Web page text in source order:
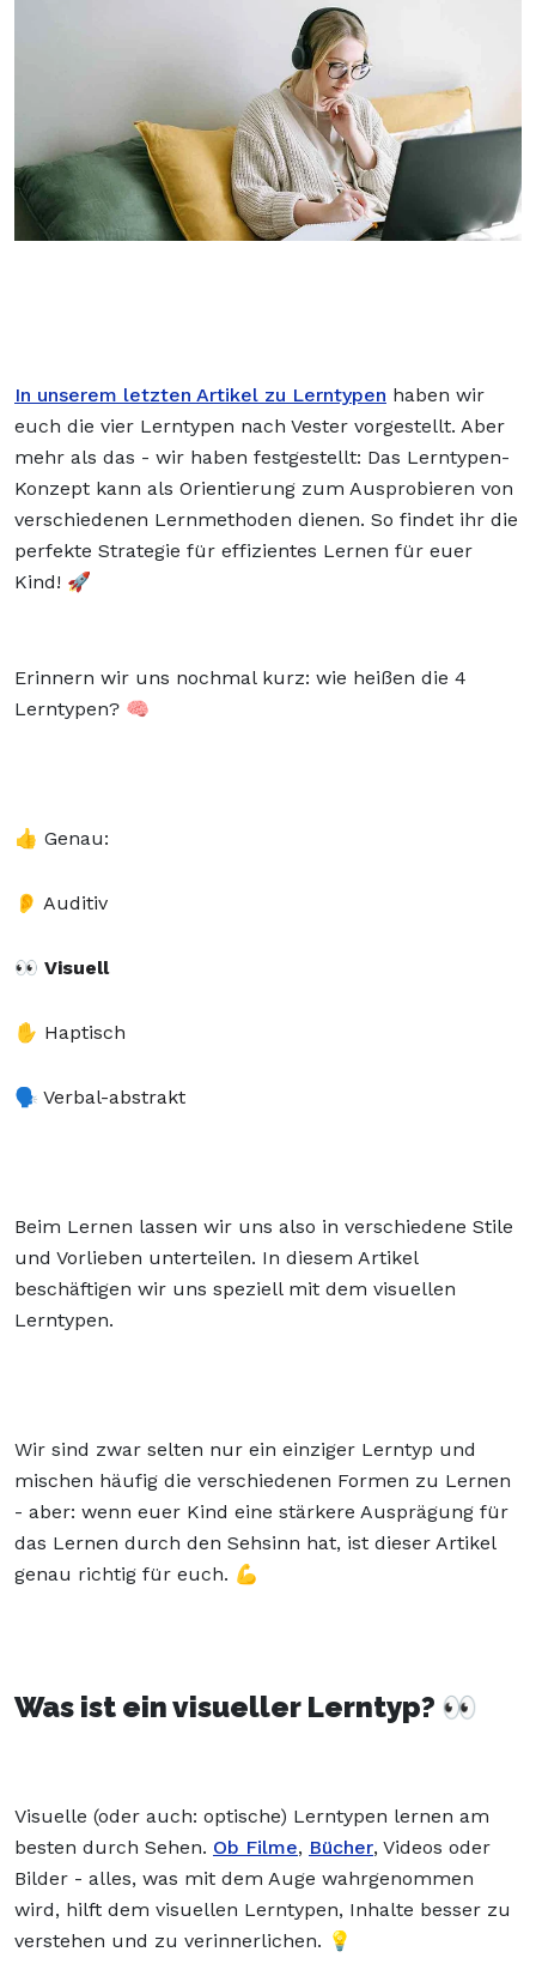
In unserem letzten Artikel zu Lerntypen haben wir
euch die vier Lerntypen nach Vester vorgestellt. Aber
mehr als das - wir haben festgestellt: Das Lerntypen-
Konzept kann als Orientierung zum Ausprobieren von
verschiedenen Lernmethoden dienen. So findet ihr die
perfekte Strategie für effizientes Lernen für euer
Kind! 🚀
Erinnern wir uns nochmal kurz: wie heißen die 4
Lerntypen? 🧠
👍 Genau:
👂 Auditiv
👀 Visuell
✋ Haptisch
🗣️ Verbal-abstrakt
Beim Lernen lassen wir uns also in verschiedene Stile
und Vorlieben unterteilen. In diesem Artikel
beschäftigen wir uns speziell mit dem visuellen
Lerntypen.
Wir sind zwar selten nur ein einziger Lerntyp und
mischen häufig die verschiedenen Formen zu Lernen
- aber: wenn euer Kind eine stärkere Ausprägung für
das Lernen durch den Sehsinn hat, ist dieser Artikel
genau richtig für euch. 💪
Was ist ein visueller Lerntyp? 👀
Visuelle (oder auch: optische) Lerntypen lernen am
besten durch Sehen. Ob Filme, Bücher, Videos oder
Bilder - alles, was mit dem Auge wahrgenommen
wird, hilft dem visuellen Lerntypen, Inhalte besser zu
verstehen und zu verinnerlichen. 💡